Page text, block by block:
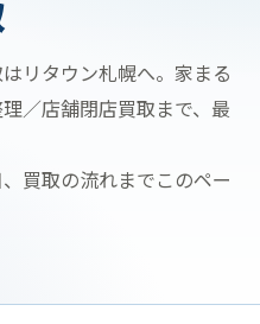
リタウン札幌へ。家まる
／店舗閉店買取まで、最
買取の流れまでこのペー